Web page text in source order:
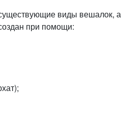
виды вешалок,
при помощи: